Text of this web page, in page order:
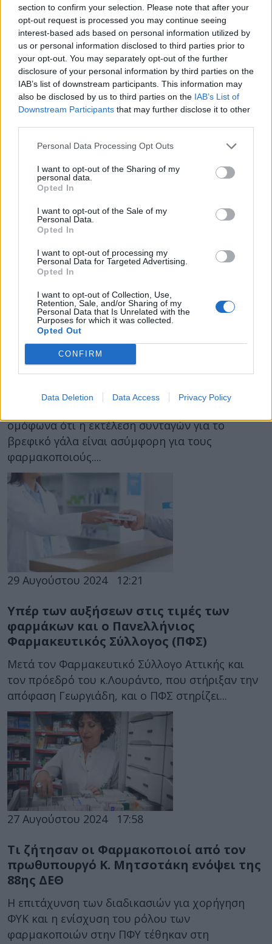
section to confirm your selection. Please note that after your
opt-out request is processed you may continue seeing
interest-based ads based on personal information utilized by
us or personal information disclosed to third parties prior to
your opt-out. You may separately opt-out of the further
disclosure of your personal information by third parties on the
IAB’s list of downstream participants. This information may
also be disclosed by us to third parties on the IAB’s List of
Downstream Participants that may further disclose it to other
Personal Data Processing Opt Outs
I want to opt-out of the Sharing of my
personal data.
Opted In
I want to opt-out of the Sale of my
Personal Data.
Opted In
I want to opt-out of processing my
Personal Data for Targeted Advertising.
Opted In
I want to opt-out of Collection, Use,
Retention, Sale, and/or Sharing of my
Personal Data that Is Unrelated with the
Purposes for which it was collected.
Opted Out
CONFIRM
Data Deletion Data Access Privacy Policy
02 Δεκεμβρίου 2024 18:09
Φαρμακεία: Ζητούμενο η διατήρηση
ταλαντούχων εργαζομένων
Σε καίρια ζητήματα που απασχολούν τον κλάδο
του φαρμακείου, συνδυάζοντας εμπειρίες και
ιδέες από ειδικούς και φαρμακοποιούς
30 Σεπτεμβρίου 2024 14:01
Οι φαρμακοποιοί του Πειραιά
αρνούνται να εκτελέσουν συνταγές για
ομόφωνα ότι η εκτέλεση συνταγών για το
βρεφικό γάλα είναι ασύμφορη για τους
φαρμακοποιούς....
29 Αυγούστου 2024 12:21
Υπέρ των αυξήσεων στις τιμές των
φαρμάκων και ο Πανελλήνιος
Φαρμακευτικός Σύλλογος (ΠΦΣ)
Μετά τον Φαρμακευτικό Σύλλογο Αττικής και
τον πρόεδρό του κ.Λουράντο, που στήριξαν την
απόφαση Γεωργιάδη, και ο ΠΦΣ στηρίζει...
27 Αυγούστου 2024 17:58
Τι ζήτησαν οι Φαρμακοποιοί από τον
πρωθυπουργό Κ. Μητσοτάκη ενόψει της
88ης ΔΕΘ
Η επιτάχυνση των διαδικασιών για χορήγηση
ΦΥΚ και η ενίσχυση του ρόλου των
φαρμακοποιών στην ΠΦΥ τέθηκαν στη